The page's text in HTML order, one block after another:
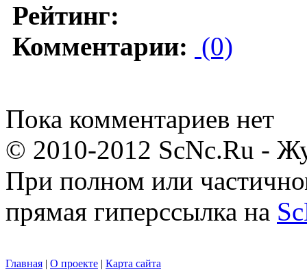
Рейтинг:
Комментарии: (0)
Пока комментариев нет
© 2010-2012 ScNc.Ru -
При полном или
прямая гиперссылка на
Главная | О проекте | Карта сайта